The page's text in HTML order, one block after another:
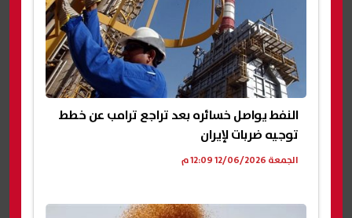
النفط يواصل خسائره بعد تراجع ترامب عن خطط
توجيه ضربات لإيران
الجمعة 12/06/2026 12:09 م